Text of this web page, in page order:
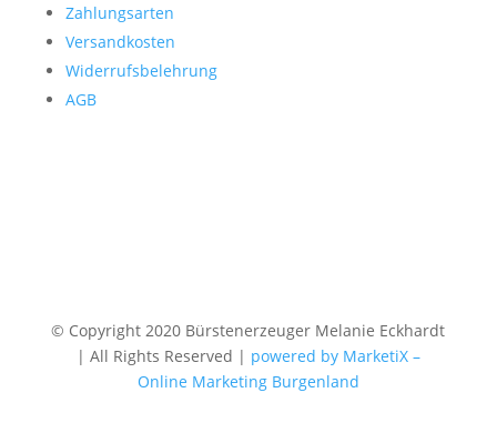
Zahlungsarten
Versandkosten
Widerrufsbelehrung
AGB
© Copyright 2020 Bürstenerzeuger Melanie Eckhardt
| All Rights Reserved | powered by MarketiX –
Online Marketing Burgenland